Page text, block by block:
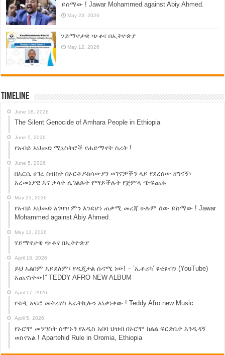
ይስማው ! Jawar Mohammed against Abiy Ahmed.
May 23, 2026
ሃይማኖታዊ ጭቆና በኢትዮጵያ
May 12, 2026
Timeline
June 18, 2026
The Silent Genocide of Amhara People in Ethiopia
June 5, 2026
የአብይ አህመድ ሚኒስትሮች የሐይማኖት ስሪት !
June 5, 2026
በአርሲ ሀገረ ስብከት በኦርቶዶክሳውያን ወገኖቻችን ላይ የደረሰው ዘግናኝ፣
አረመኔያዊ እና ቃላት ሊገልጹት የማይችሉት የጅምላ ጭፍጨፋ
May 23, 2026
የአብይ አህመድ አገዛዝ ምን እንደሆነ ጠቃሚ መረጃ ሁሉም ሰው ይስማው ! Jawar
Mohammed against Abiy Ahmed.
May 12, 2026
ሃይማኖታዊ ጭቆና በኢትዮጵያ
April 18, 2026
ይህ አልበም አይደለም፣ የዲጂታል ሱናሚ ነው! – ‘ኢቶሪካ’ ዩቲዩብን (YouTube)
አጨናነቀው!” TEDDY AFRO NEW ALBUM
April 17, 2026
የቴዲ አፍሮ መትረየስ አራትኪሎን አነቃነቀው ! Teddy Afro new Music
April 5, 2026
የኦሮሞ መንግስት ሰሞኑን የአዲስ አበባ ህዝብ በኦሮሞ ክልል ፍርድቤት እንዲዳኝ
ወስኖአል ! Apartehid Rule in Oromia, Ethiopia